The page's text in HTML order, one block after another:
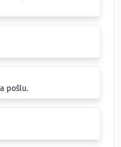
pošlu.